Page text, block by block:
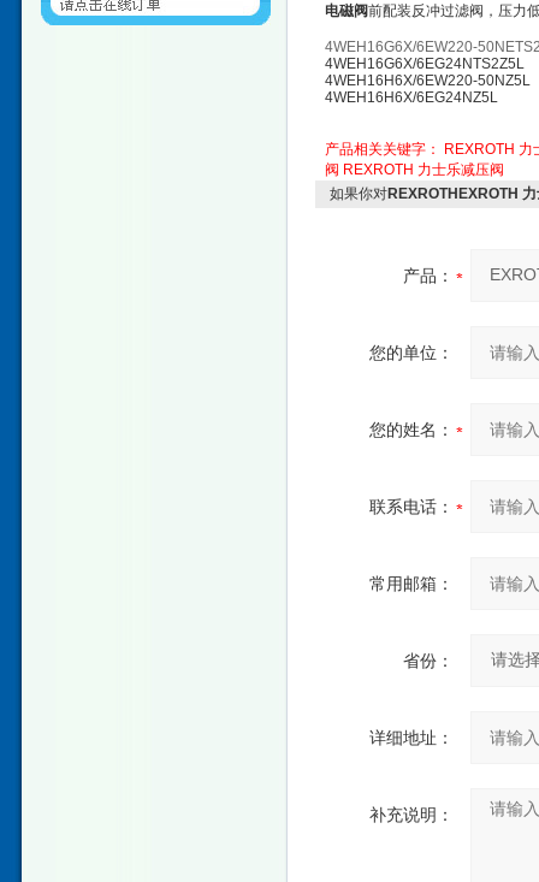
电磁阀前配装反冲过滤阀，压力
4WEH16G6X/6EW220-
4WEH16G6X/6EG24NTS2Z5L
4WEH16H6X/6EW220-50NZ5L
4WEH16H6X/6EG24NZ5L
产品相关关键字：
REXROTH 力
阀 REXROTH 力士乐减压阀
如果你对REXROTHEXROTH
产品：
您的单位：
您的姓名：
联系电话：
常用邮箱：
省份：
详细地址：
补充说明：